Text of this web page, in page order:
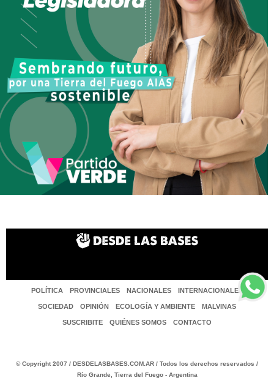
POLÍTICA PROVINCIALES NACIONALES INTERNACIONALES
SOCIEDAD OPINIÓN ECOLOGÍA Y AMBIENTE MALVINAS
SUSCRIBITE QUIÉNES SOMOS CONTACTO
© Copyright 2007 / DESDELASBASES.COM.AR / Todos los derechos reservados /
Río Grande, Tierra del Fuego - Argentina